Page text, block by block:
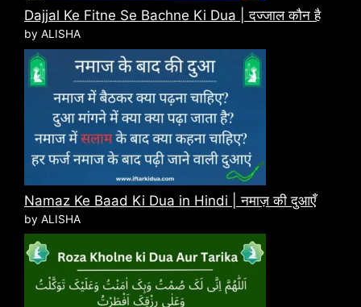
Dajjal Ke Fitne Se Bachne Ki Dua | दज्जाल कौन है
by ALISHA
Namaz Ke Baad Ki Dua in Hindi | नमाज़ की दुआएँ
by ALISHA